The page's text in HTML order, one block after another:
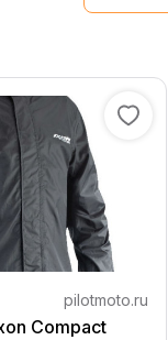
pilotmoto.ru
Compact